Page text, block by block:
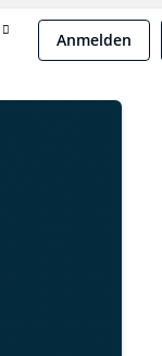
Anmelden